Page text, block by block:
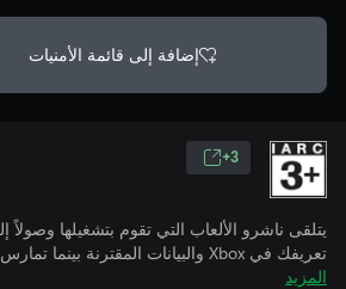
إضافة إلى قائمة الأمنيات
3+
يتلقى ناشرو الألعاب التي تقوم بتشغيلها
تعريفك في Xbox والبيانات المقترنة بينما تمارس الألعاب.
المزيد